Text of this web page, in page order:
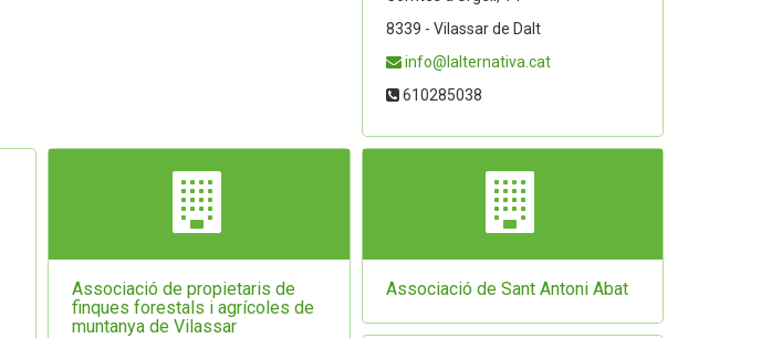
8339 - Vilassar de Dalt
info@lalternativa.cat
610285038
Associació de propietaris de
finques forestals i agrícoles de
muntanya de Vilassar
Associació de Sant Antoni Abat